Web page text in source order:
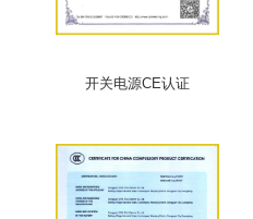
开关电源CE认证